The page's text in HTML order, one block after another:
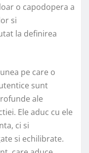
o capodopera a
si
la definirea
pe care o
sunt
ale
Ele aduc cu ele
ci si
si echilibrate.